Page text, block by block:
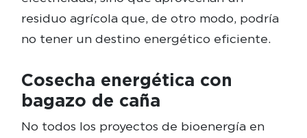
residuo agrícola que, de otro modo, podría
no tener un destino energético eficiente.
Cosecha energética con
bagazo de caña
No todos los proyectos de bioenergía en